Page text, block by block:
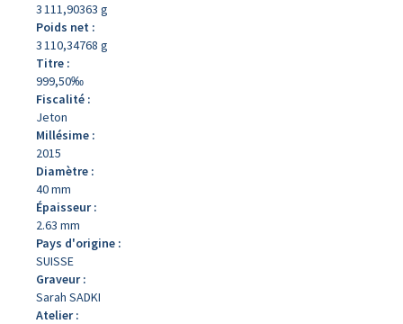
3 111,90363 g
Poids net :
3 110,34768 g
Titre :
999,50‰
Fiscalité :
Jeton
Millésime :
2015
Diamètre :
40 mm
Épaisseur :
2.63 mm
Pays d'origine :
SUISSE
Graveur :
Sarah SADKI
Atelier :